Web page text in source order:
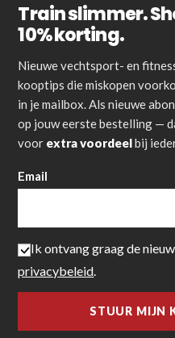
Train slimmer.
10% korting.
Nieuwe vechtsport- en
kooptips die miskopen
in je mailbox. Als nieuwe
op jouw eerste bestelling —
voor extra voordeelbij
Email
Ik ontvang graag de
privacybeleid